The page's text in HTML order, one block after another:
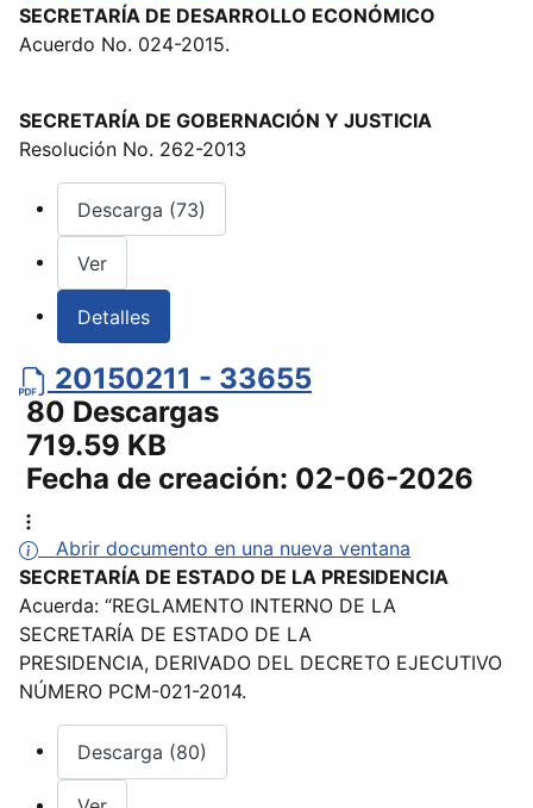
SECRETARÍA DE DESARROLLO ECONÓMICO
Acuerdo No. 024-2015.
SECRETARÍA DE GOBERNACIÓN Y JUSTICIA
Resolución No. 262-2013
Descarga (73)
Ver
Detalles
20150211 - 33655
80 Descargas
719.59 KB
Fecha de creación: 02-06-2026
Abrir documento en una nueva ventana
SECRETARÍA DE ESTADO DE LA PRESIDENCIA
Acuerda: “REGLAMENTO INTERNO DE LA
SECRETARÍA DE ESTADO DE LA
PRESIDENCIA, DERIVADO DEL DECRETO EJECUTIVO
NÚMERO PCM-021-2014.
Descarga (80)